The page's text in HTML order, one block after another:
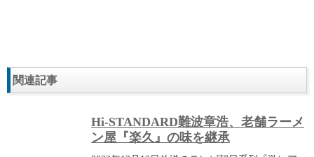
関連記事
Hi-STANDARD難波章浩、老舗ラーメ
ン屋『楽久』の味を継承